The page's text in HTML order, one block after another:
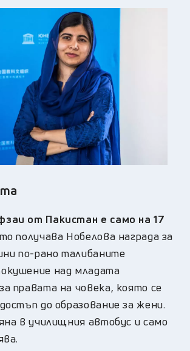
от Пакистан е само на 17
получава Нобелова награда за
по-рано талибаните
над младата
правата на човека, която се
до образование за жени.
в училищния автобус и само